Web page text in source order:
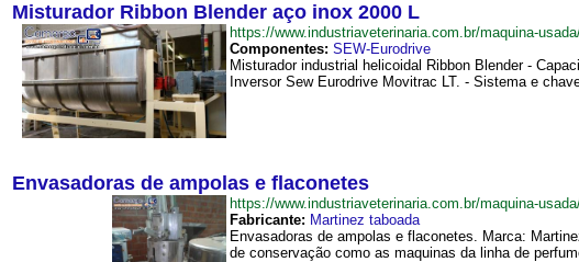
Misturador Ribbon Blender aço inox 2000 L
https://www.industriaveterinaria.com.br/maquina-
Componentes: SEW-Eurodrive
Misturador industrial helicoidal Ribbon Blender -
Inversor Sew Eurodrive Movitrac LT. - Sistema e
Envasadoras de ampolas e flaconetes
https://www.industriaveterinaria.com.br/maquina-
Fabricante: Martinez taboada
Envasadoras de ampolas e flaconetes. Marca:
de conservação como as maquinas da linha de